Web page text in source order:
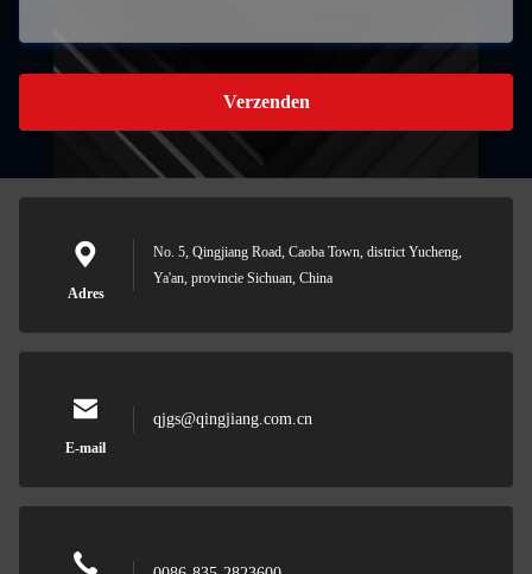
Verzenden
Adres
No. 5, Qingjiang Road, Caoba Town, district Yucheng,
Ya'an, provincie Sichuan, China
E-mail
qjgs@qingjiang.com.cn